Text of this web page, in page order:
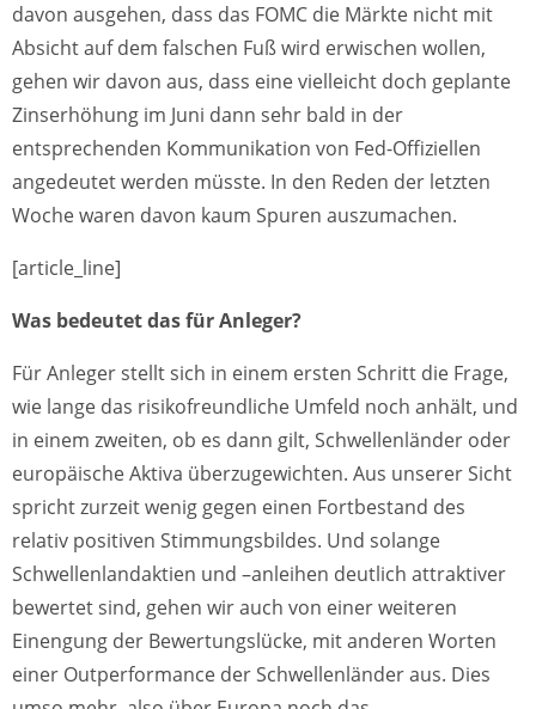
davon ausgehen, dass das FOMC die Märkte nicht mit
Absicht auf dem falschen Fuß wird erwischen wollen,
gehen wir davon aus, dass eine vielleicht doch geplante
Zinserhöhung im Juni dann sehr bald in der
entsprechenden Kommunikation von Fed-Offiziellen
angedeutet werden müsste. In den Reden der letzten
Woche waren davon kaum Spuren auszumachen.
[article_line]
Was bedeutet das für Anleger?
Für Anleger stellt sich in einem ersten Schritt die Frage,
wie lange das risikofreundliche Umfeld noch anhält, und
in einem zweiten, ob es dann gilt, Schwellenländer oder
europäische Aktiva überzugewichten. Aus unserer Sicht
spricht zurzeit wenig gegen einen Fortbestand des
relativ positiven Stimmungsbildes. Und solange
Schwellenlandaktien und –anleihen deutlich attraktiver
bewertet sind, gehen wir auch von einer weiteren
Einengung der Bewertungslücke, mit anderen Worten
einer Outperformance der Schwellenländer aus. Dies